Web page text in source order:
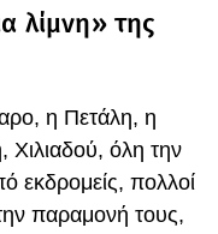
λίμνη» της
η Πετάλη, η
όλη την
εκδρομείς, πολλοί
παραμονή τους,